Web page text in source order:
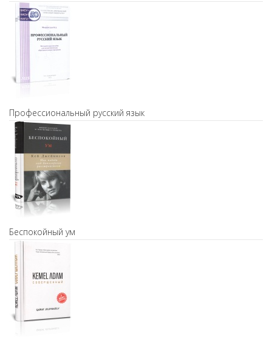
Профессиональный русский язык
Беспокойный ум